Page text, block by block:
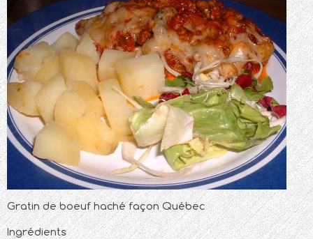
Gratin de boeuf haché façon Québec
Ingrédients